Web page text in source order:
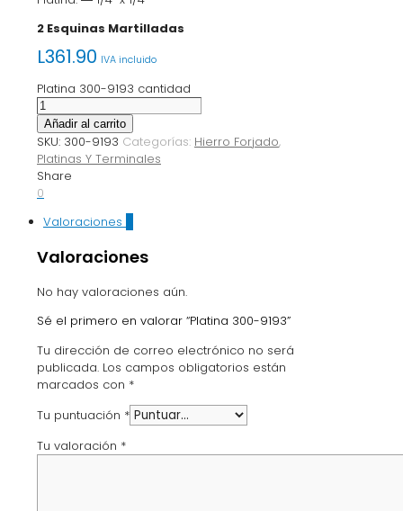
2 Esquinas Martilladas
L361.90 IVA incluido
Platina 300-9193 cantidad
Añadir al carrito
SKU: 300-9193 Categorías: Hierro Forjado,
Platinas Y Terminales
Share
0
Valoraciones
Valoraciones
No hay valoraciones aún.
Sé el primero en valorar “Platina 300-9193”
Tu dirección de correo electrónico no será
publicada. Los campos obligatorios están
marcados con *
Tu puntuación *
Tu valoración *